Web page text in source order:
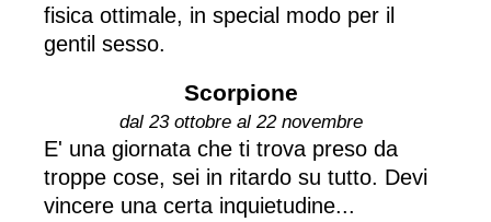
fisica ottimale, in special modo per il
gentil sesso.
Scorpione
dal 23 ottobre al 22 novembre
E' una giornata che ti trova preso da
troppe cose, sei in ritardo su tutto. Devi
vincere una certa inquietudine...